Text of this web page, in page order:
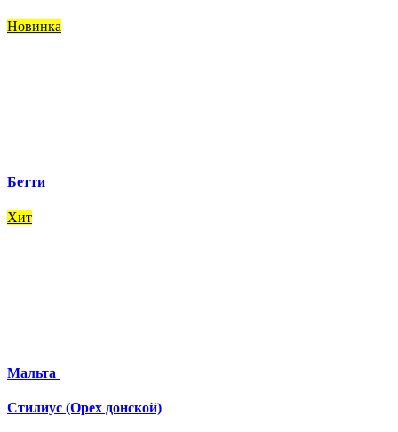
Новинка
Бетти
Хит
Мальта
Стилиус (Орех донской)